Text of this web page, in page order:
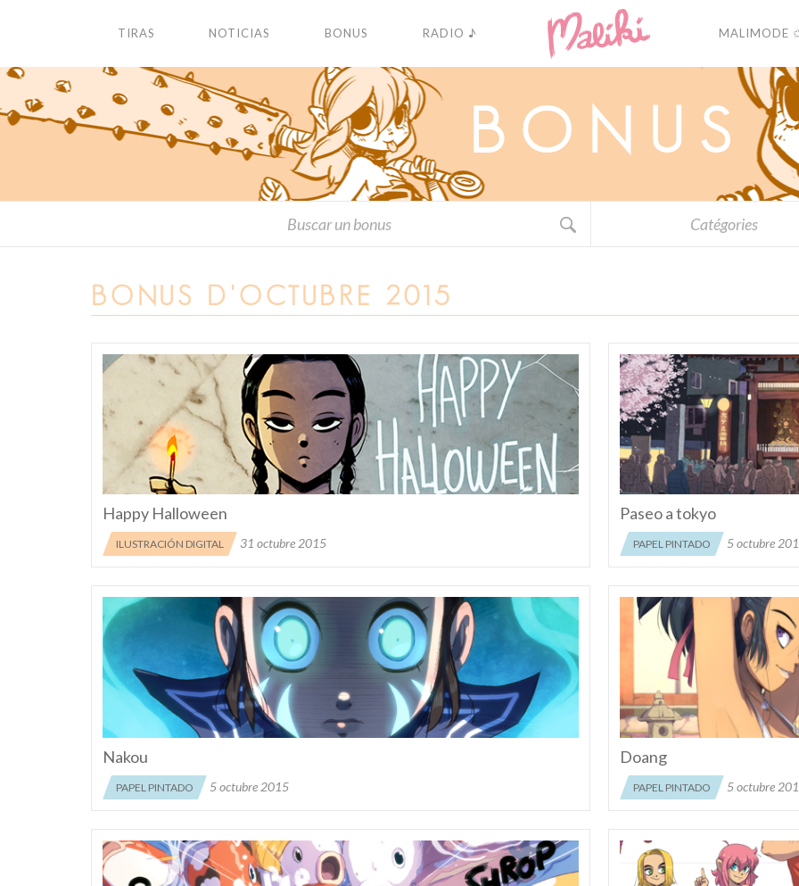
TIRAS NOTICIAS BONUS RADIO ♪ MALIMODE
B O N U S
Catégories
BONUS D'OCTUBRE 2015
Happy Halloween
ILUSTRACIÓN DIGITAL 31 octubre 2015
Paseo a tokyo
PAPEL PINTADO 5 octubre
Nakou
PAPEL PINTADO 5 octubre 2015
Doang
PAPEL PINTADO 5 octubre